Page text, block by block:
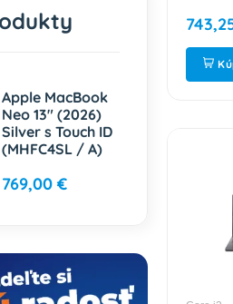
/ Intel
Apple MacBook
Neo 13" (2026)
Silver s Touch ID
(MHFC4SL / A)
769,00 €